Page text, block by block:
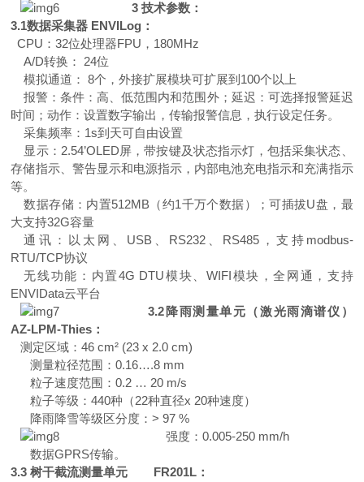
3 技术参数 ：
3.1数据采集器 ENVILog ：
CPU ：32位处理器FPU ， 180MHz
A/D转换 ： 24位
模拟通道 ： 8个，外接扩展模块可扩展到 100个以上
报警：条件：高、低范围内和范围外；延迟：可选择报警延迟
时间；动作：设置数字输出，传输报警信息，执行设定任务。
采集频率 ： 1s到天可自由设置
显示： 2.54’OLED屏，带按键及状态指示灯，包括采集状态、
存储指示、警告显示和电源指示，内部电池充电指示和充满指示
等。
数据存储：内置512MB （约1千万个数据）；可插拔U盘，最
大支持32G容量
通讯：以太网
USB RS232 RS485 ，支 持 modbus-
RTU/TCP协议
无线功能：内置4G DTU模块 WIFI模块，全网通，支持
ENVIData云平台
3.2 降雨测量单元（激光雨滴谱仪）
AZ-LPM-Thies ：
测定区域 ：46 cm² (23 x 2.0 cm)
测量粒径范围 ：0.16….8 mm
粒子速度范围 ：0.2 … 20 m/s
粒子等级 ：440种 （22种直径x 20种速度）
降雨降雪等级区分度 ：> 97 %
强度 ：0.005-250 mm/h
数据GPRS传输。
3.3 树干截流测量单元 FR201L ：